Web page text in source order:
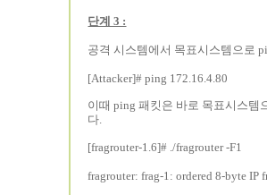
단계 3 :
공격 시스템에서 목표시스템으로
[Attacker]# ping 172.16.4.80
이때 ping 패킷은 바로 목표시스템
다.
[fragrouter-1.6]# ./fragrouter -F1
fragrouter: frag-1: ordered 8-byte IP